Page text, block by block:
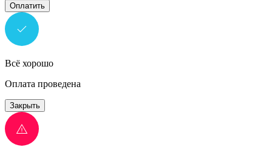
Оплатить
Всё хорошо
Оплата проведена
Закрыть